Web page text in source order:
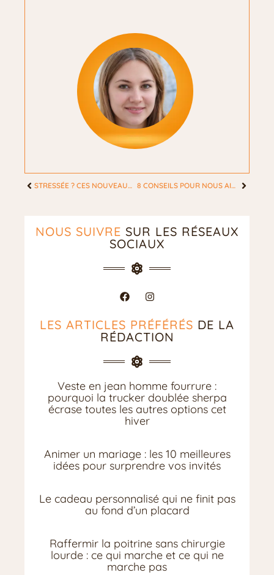
STRESSÉE ? CES NOUVEAUX PRODUITS VONT AMÉLIORER VOTRE PEAU ET VOTRE HUMEUR 8 CONSEILS POUR NOUS AIDER À RESTER EN BONNE SANTÉ TOUT AU LONG DE L’ANNÉE
NOUS SUIVRE SUR LES RÉSEAUX
SOCIAUX
LES ARTICLES PRÉFÉRÉS DE LA
RÉDACTION
Veste en jean homme fourrure :
pourquoi la trucker doublée sherpa
écrase toutes les autres options cet
hiver
Animer un mariage : les 10 meilleures
idées pour surprendre vos invités
Le cadeau personnalisé qui ne finit pas
au fond d’un placard
Raffermir la poitrine sans chirurgie
lourde : ce qui marche et ce qui ne
marche pas